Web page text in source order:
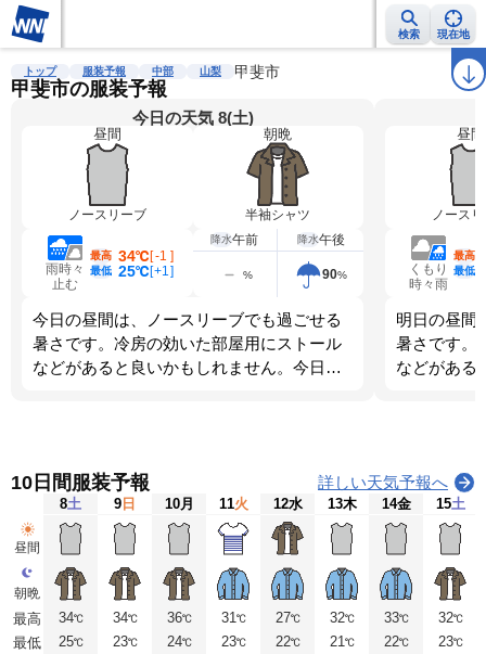
検索 現在地
雨雲レーダー 台風情報 地震情報 ラ
トップ 服装予報 中部 山梨 甲斐市
甲斐市の服装予報
今日の天気 8(土)
昼間
ノースリーブ
朝晩
半袖シャツ
雨時々
止む
最高 34℃[-1 ]
最低 25℃[+1 ]
降水午前
%
降水午後
90%
今日の昼間は、ノースリーブでも過ごせる
暑さです。冷房の効いた部屋用にストール
などがあると良いかもしれません。今日
昼間
ノース
くもり
時々雨
最高
最低
明日の昼間
暑さです。
などがある
10日間服装予報 詳しい天気予報へ
昼間
朝晩
最高
最低
8土
34℃
25℃
9 日
34℃
23℃
10月
36℃
24℃
11火
31℃
23℃
12水
27℃
22℃
13木
32℃
21℃
14金
33℃
22℃
15土
32℃
23℃